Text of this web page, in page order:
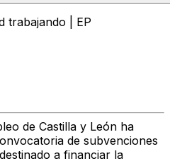
trabajando | EP
de Castilla y León ha
de subvenciones
a financiar la